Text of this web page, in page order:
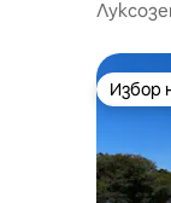
Избор
Избор